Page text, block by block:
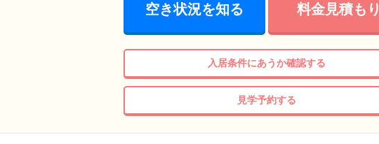
空き状況を知る 料金見積もり
入居条件にあうか確認する
見学予約する